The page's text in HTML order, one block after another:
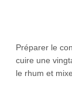
Préparer le
cuire une
le rhum et